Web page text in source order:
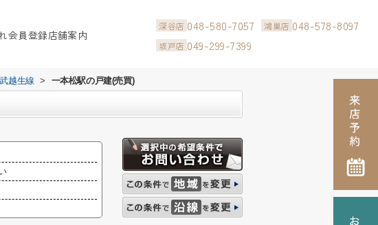
会員登録店舗案内
深谷店 048-580-7057 鴻巣店 048-578-8097
坂戸店 049-299-7399
越生線 > 一本松駅の戸建(売買)